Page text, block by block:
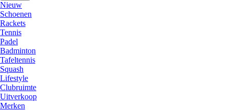
Nieuw
Schoenen
Rackets
Tennis
Padel
Badminton
Tafeltennis
Squash
Lifestyle
Clubruimte
Uitverkoop
Merken